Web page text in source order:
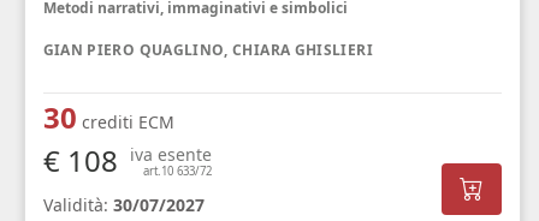
Metodi narrativi, immaginativi e simbolici
GIAN PIERO QUAGLINO, CHIARA GHISLIERI
30 crediti ECM
€ 108 iva esente
art.10 633/72
Validità: 30/07/2027